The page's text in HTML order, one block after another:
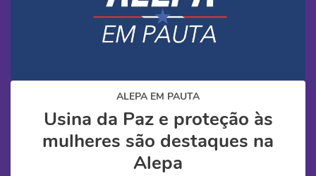
ALEPA EM PAUTA
Usina da Paz e proteção às
mulheres são destaques na
Alepa